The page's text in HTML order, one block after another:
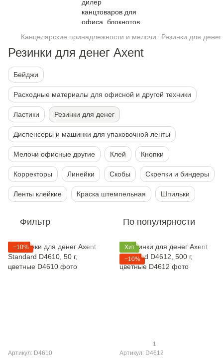
Канцелярские принадлежности и мелочи Резинки для денег
Резинки для денег Axent
Бейджи
Расходные материалы для офисной и другой техники
Ластики Резинки для денег
Диспенсеры и машинки для упаковочной ленты
Мелочи офисные другие Клей Кнопки
Корректоры Линейки Скобы Скрепки и биндеры
Ленты клейкие Краска штемпельная Шпильки
Фильтр По популярности
−10%
Артикул: D4610
Хит
−10%
1
Артикул: D4612